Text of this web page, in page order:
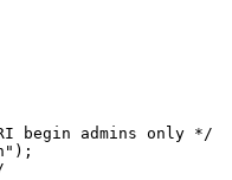
begin admins only */